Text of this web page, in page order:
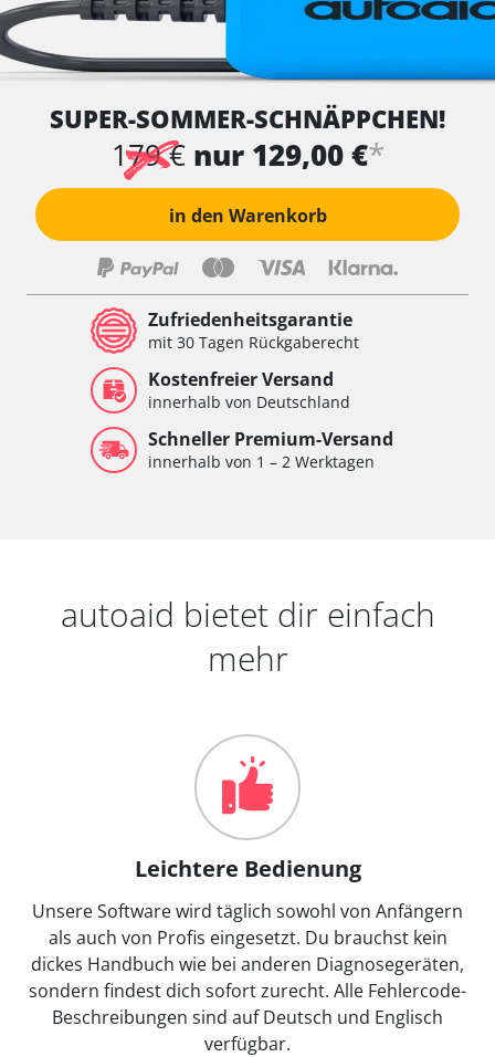
SUPER-SOMMER-SCHNÄPPCHEN!
179 € nur 129,00 €*
in den Warenkorb
Zufriedenheitsgarantie
mit 30 Tagen Rückgaberecht
Kostenfreier Versand
innerhalb von Deutschland
Schneller Premium-Versand
innerhalb von 1 – 2 Werktagen
autoaid bietet dir einfach
mehr
Leichtere Bedienung
Unsere Software wird täglich sowohl von Anfängern
als auch von Profis eingesetzt. Du brauchst kein
dickes Handbuch wie bei anderen Diagnosegeräten,
sondern findest dich sofort zurecht. Alle Fehlercode-
Beschreibungen sind auf Deutsch und Englisch
verfügbar.